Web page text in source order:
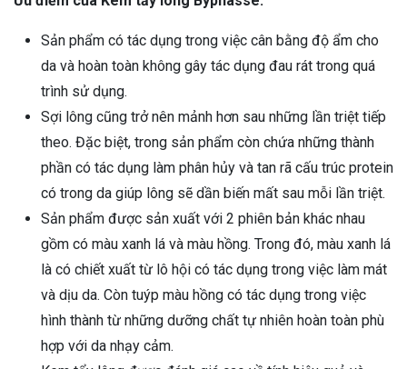
Sản phẩm có tác dụng trong việc cân bằng độ ẩm cho
da và hoàn toàn không gây tác dụng đau rát trong quá
trình sử dụng.
Sợi lông cũng trở nên mảnh hơn sau những lần triệt tiếp
theo. Đặc biệt, trong sản phẩm còn chứa những thành
phần có tác dụng làm phân hủy và tan rã cấu trúc protein
có trong da giúp lông sẽ dần biến mất sau mỗi lần triệt.
Sản phẩm được sản xuất với 2 phiên bản khác nhau
gồm có màu xanh lá và màu hồng. Trong đó, màu xanh lá
là có chiết xuất từ lô hội có tác dụng trong việc làm mát
và dịu da. Còn tuýp màu hồng có tác dụng trong việc
hình thành từ những dưỡng chất tự nhiên hoàn toàn phù
hợp với da nhạy cảm.